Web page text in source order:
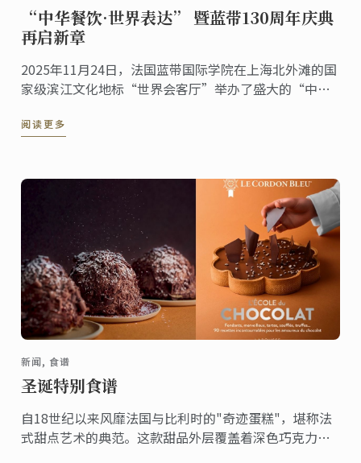
“中华餐饮·世界表达” 暨蓝带130周年庆典
再启新章
2025年11月24日，法国蓝带国际学院在上海北外滩的国
家级滨江文化地标“世界会客厅”举办了盛大的“中华
家的驻沪总领事、国际友人，以及来自艺术、文化等各
阅读更多
新闻, 食谱
圣诞特别食谱
自18世纪以来风靡法国与比利时的"奇迹蛋糕"，堪称法
式甜点艺术的典范。这款甜品外层覆盖着深色巧克力刨